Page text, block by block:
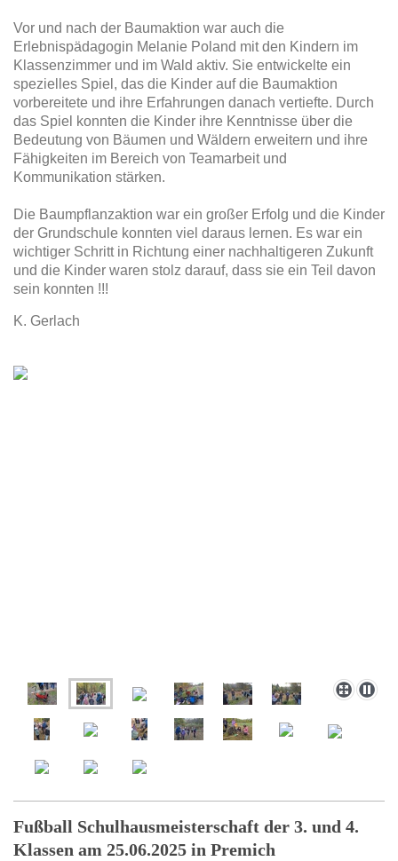
Vor und nach der Baumaktion war auch die
Erlebnispädagogin Melanie Poland mit den Kindern im
Klassenzimmer und im Wald aktiv. Sie entwickelte ein
spezielles Spiel, das die Kinder auf die Baumaktion
vorbereitete und ihre Erfahrungen danach vertiefte. Durch
das Spiel konnten die Kinder ihre Kenntnisse über die
Bedeutung von Bäumen und Wäldern erweitern und ihre
Fähigkeiten im Bereich von Teamarbeit und
Kommunikation stärken.
Die Baumpflanzaktion war ein großer Erfolg und die Kinder
der Grundschule konnten viel daraus lernen. Es war ein
wichtiger Schritt in Richtung einer nachhaltigeren Zukunft
und die Kinder waren stolz darauf, dass sie ein Teil davon
sein konnten !!!
K. Gerlach
Fußball Schulhausmeisterschaft der 3. und 4.
Klassen am 25.06.2025 in Premich